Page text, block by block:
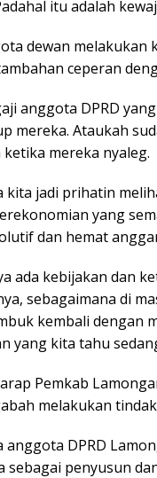
itu adalah
dewan
ceperan
anggota DPRD
mereka. Ataukah
mereka nyaleg.
kita jadi prihatin
yang
dan hemat
ada kebijakan dan
sebagaimana di
kembali dengan
yang kita tahu
Pemkab
melakukan
anggota DPRD
sebagai penyusun